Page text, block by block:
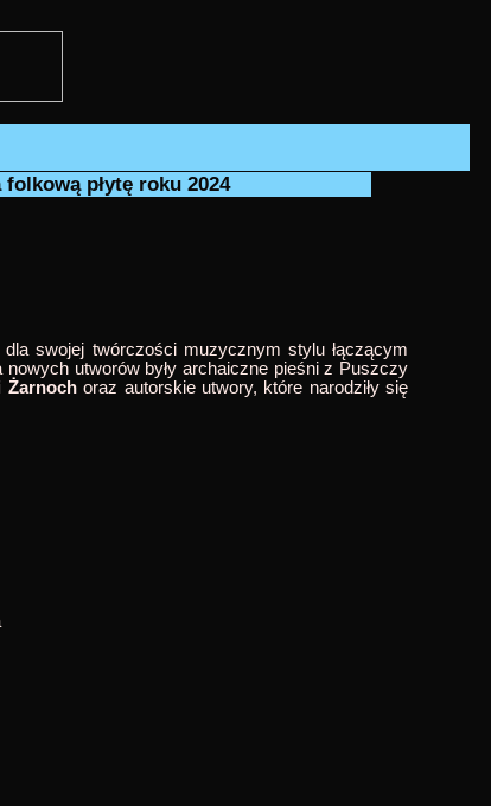
płytę roku 2024
swojej twórczości muzycznym stylu łączącym
utworów były archaiczne pieśni z Puszczy
Żarnochoraz autorskie utwory, które narodziły się